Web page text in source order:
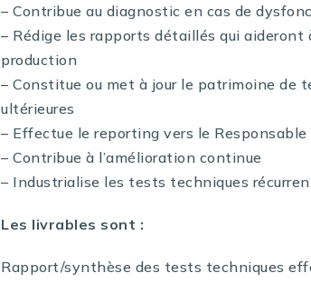
– Contribue au diagnostic en cas de
– Rédige les rapports détaillés qui aideront
production
– Constitue ou met à jour le patrimoine de
ultérieures
– Effectue le reporting vers le
– Contribue à l’amélioration continue
– Industrialise les tests techniques
Les livrables sont :
Rapport/synthèse des tests techniques